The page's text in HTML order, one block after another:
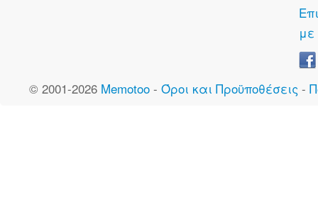
© 2001-2026 Memotoo - Όροι και Προϋποθέσεις -